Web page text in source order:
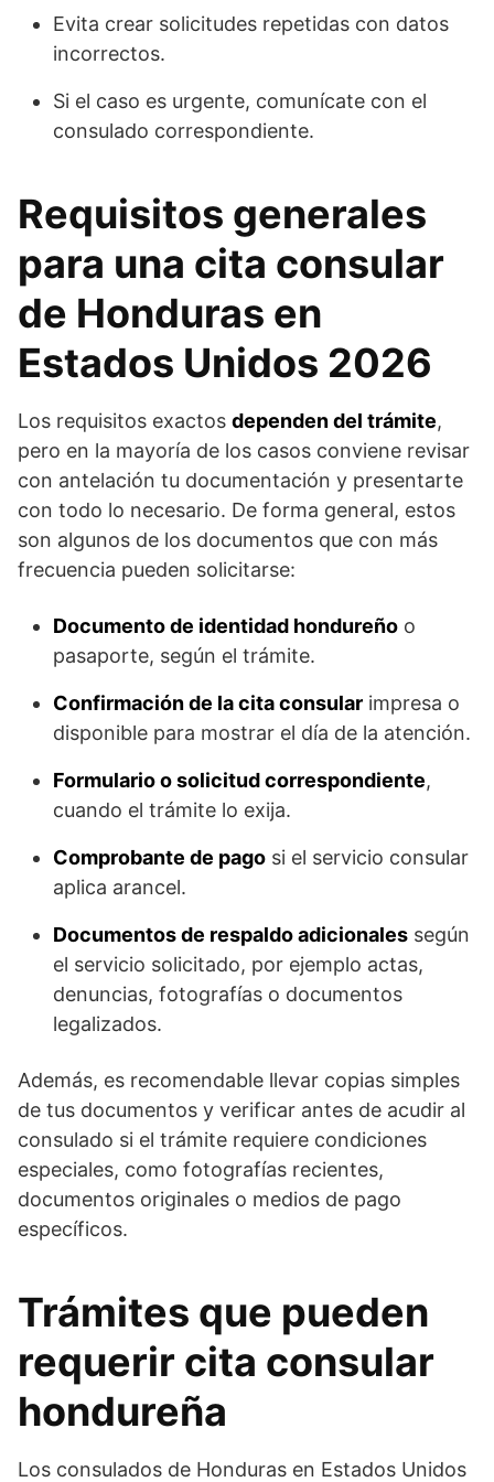
Evita crear solicitudes repetidas con datos
incorrectos.
Si el caso es urgente, comunícate con el
consulado correspondiente.
Requisitos generales
para una cita consular
de Honduras en
Estados Unidos 2026
Los requisitos exactos dependen del trámite,
pero en la mayoría de los casos conviene revisar
con antelación tu documentación y presentarte
con todo lo necesario. De forma general, estos
son algunos de los documentos que con más
frecuencia pueden solicitarse:
Documento de identidad hondureño o
pasaporte, según el trámite.
Confirmación de la cita consular impresa o
disponible para mostrar el día de la atención.
Formulario o solicitud correspondiente,
cuando el trámite lo exija.
Comprobante de pago si el servicio consular
aplica arancel.
Documentos de respaldo adicionales según
el servicio solicitado, por ejemplo actas,
denuncias, fotografías o documentos
legalizados.
Además, es recomendable llevar copias simples
de tus documentos y verificar antes de acudir al
consulado si el trámite requiere condiciones
especiales, como fotografías recientes,
documentos originales o medios de pago
específicos.
Trámites que pueden
requerir cita consular
hondureña
Los consulados de Honduras en Estados Unidos